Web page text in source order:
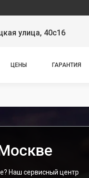
улица, 40с16
ЦЕНЫ ГАРАНТИЯ
Наш сервисный центр